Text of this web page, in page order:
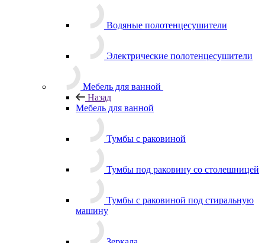
Водяные полотенцесушители
Электрические полотенцесушители
Мебель для ванной
Назад
Мебель для ванной
Тумбы с раковиной
Тумбы под раковину со столешницей
Тумбы с раковиной под стиральную
машину